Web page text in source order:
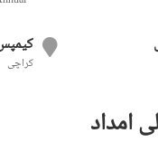
کراچی
امداد